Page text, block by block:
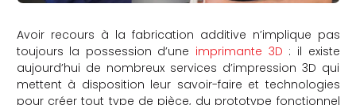
Avoir recours à la fabrication additive n’implique pas
toujours la possession d’une imprimante 3D : il existe
aujourd’hui de nombreux services d’impression 3D qui
mettent à disposition leur savoir-faire et technologies
pour créer tout type de pièce, du prototype fonctionnel